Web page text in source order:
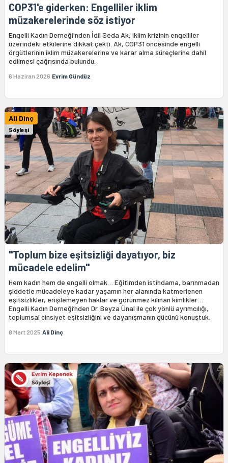
COP31'e giderken: Engelliler iklim
müzakerelerinde söz istiyor
Engelli Kadın Derneği'nden İdil Seda Ak, iklim krizinin engelliler
üzerindeki etkilerine dikkat çekti. Ak, COP31 öncesinde engelli
örgütlerinin iklim müzakerelerine ve karar alma süreçlerine dahil
edilmesi çağrısında bulundu.
6 Haziran 2026 Evrim Gündüz
Ali Dinç
Söyleşi
"Toplum bize eşitsizliği dayatıyor, biz
mücadele edelim"
Hem kadın hem de engelli olmak… Eğitimden istihdama, barınmadan
şiddetle mücadeleye kadar yaşamın her alanında katmerlenen
eşitsizlikler, erişilemeyen haklar ve görünmez kılınan kimlikler…
Engelli Kadın Derneği’nden Dr. Beyza Ünal ile çok yönlü ayrımcılığı,
toplumsal cinsiyet eşitsizliğini ve dayanışmanın gücünü konuştuk.
8 Mart 2025 Ali Dinç